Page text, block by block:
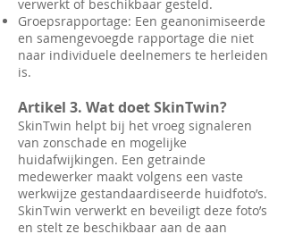
verwerkt of beschikbaar gesteld.
Groepsrapportage: Een geanonimiseerde
en samengevoegde rapportage die niet
naar individuele deelnemers te herleiden
is.
Artikel 3. Wat doet SkinTwin?
SkinTwin helpt bij het vroeg signaleren
van zonschade en mogelijke
huidafwijkingen. Een getrainde
medewerker maakt volgens een vaste
werkwijze gestandaardiseerde huidfoto’s.
SkinTwin verwerkt en beveiligt deze foto’s
en stelt ze beschikbaar aan de aan